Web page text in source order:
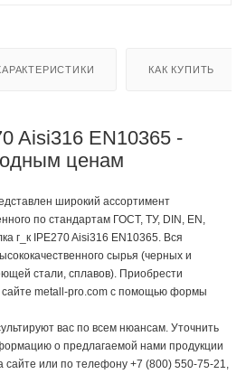
КАК КУПИТЬ
Aisi316 EN10365 -
ценам
широкий ассортимент
по стандартам ГОСТ, ТУ, DIN, EN,
г_к IPE270 Aisi316 EN10365. Вся
сырья (черных и
стали, сплавов). Приобрести
metall-pro.com с помощью формы
вас по всем нюансам. Уточнить
о предлагаемой нами продукции
или по телефону +7 (800) 550-75-21,